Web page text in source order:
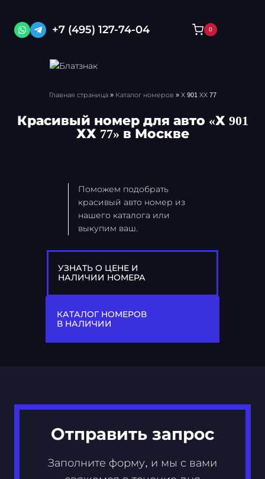
содержимому+7 (495) 127-74-04 0
Главная страница» Каталог номеров » Х 901 ХХ 77
Красивый номер для авто «Х 901
ХХ 77» в Москве
Поможем подобрать
красивый авто номер из
нашего каталога или
выкупим ваш.
Х 901 ХХ
УЗНАТЬ О ЦЕНЕ И
НАЛИЧИИ НОМЕРА
КАТАЛОГ НОМЕРОВ
В НАЛИЧИИ
Отправить запрос
Заполните форму, и мы с вами